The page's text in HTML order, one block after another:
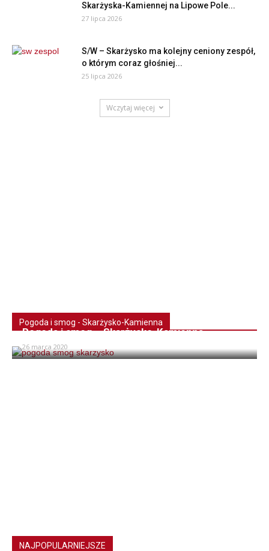
Skarżyska-Kamiennej na Lipowe Pole...
27 lipca 2026
S/W – Skarżysko ma kolejny ceniony zespół,
o którym coraz głośniej...
25 lipca 2026
Wczytaj więcej
Pogoda i smog - Skarżysko-Kamienna
Pogoda i smog – Skarżysko-Kamienna
26 marca 2020
NAJPOPULARNIEJSZE